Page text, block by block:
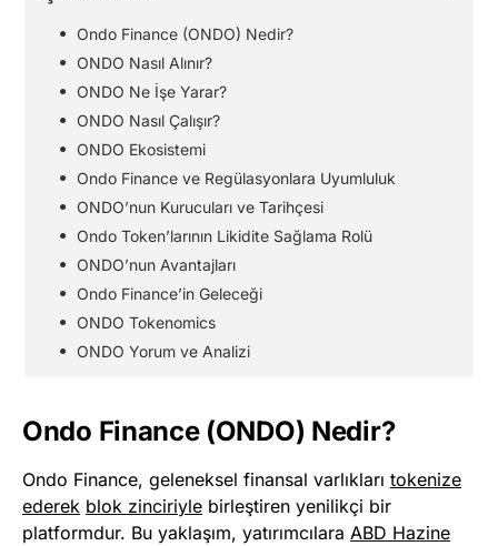
Ondo Finance (ONDO) Nedir?
ONDO Nasıl Alınır?
ONDO Ne İşe Yarar?
ONDO Nasıl Çalışır?
ONDO Ekosistemi
Ondo Finance ve Regülasyonlara Uyumluluk
ONDO’nun Kurucuları ve Tarihçesi
Ondo Token’larının Likidite Sağlama Rolü
ONDO’nun Avantajları
Ondo Finance’in Geleceği
ONDO Tokenomics
ONDO Yorum ve Analizi
Ondo Finance (ONDO) Nedir?
Ondo Finance, geleneksel finansal varlıkları tokenize
ederek blok zinciriyle birleştiren yenilikçi bir
platformdur. Bu yaklaşım, yatırımcılara ABD Hazine